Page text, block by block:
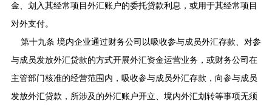
金、划入其经常项目外汇账户的委托贷款利息，或用于其经常项目
对外支付。
第十九条 境内企业通过财务公司以吸收参与成员外汇存款、对参
与成员发放外汇贷款的方式开展外汇资金运营业务，或财务公司在
主管部门核准的经营范围内，吸收参与成员外汇存款，向参与成员
发放外汇贷款，所涉及的外汇账户开立、境内外汇划转等事项无须